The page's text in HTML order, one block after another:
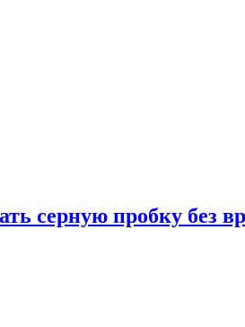
серную пробку без